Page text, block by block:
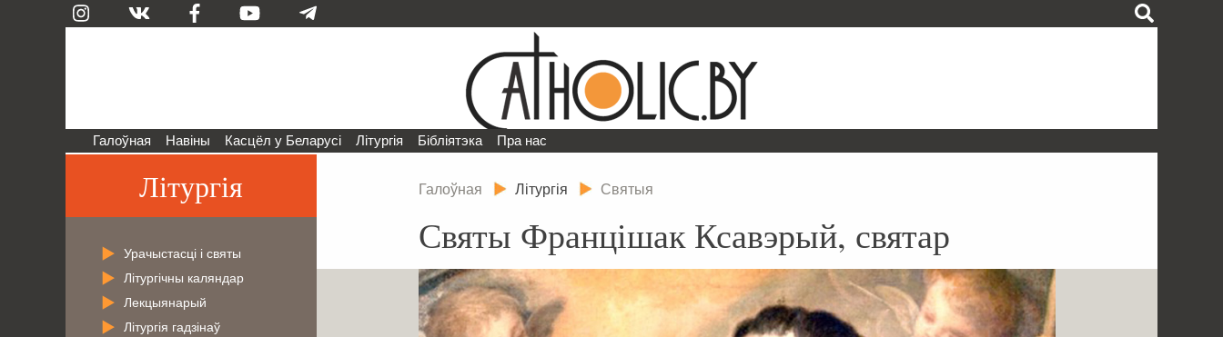
Галоўная Навіны Касцёл у Беларусі Літургія Бібліятэка Пра нас
Галоўная Літургія Святыя
Святы Францішак Ксавэрый, святар
Літургія
Урачыстасці і святы
Літургічны каляндар
Лекцыянарый
Літургія гадзінаў